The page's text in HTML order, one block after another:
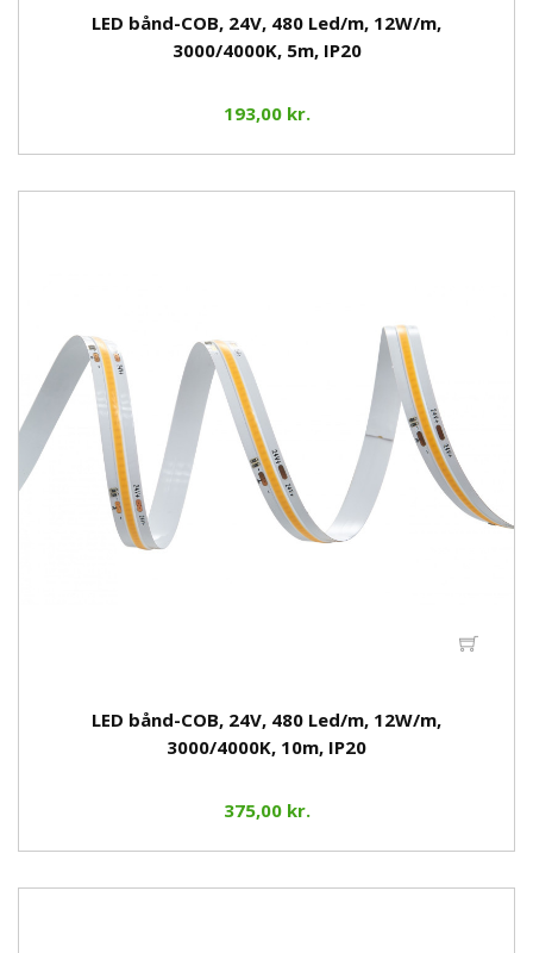
LED bånd-COB, 24V, 480 Led/m, 12W/m,
3000/4000K, 5m, IP20
193,00 kr.
LED bånd-COB, 24V, 480 Led/m, 12W/m,
3000/4000K, 10m, IP20
375,00 kr.